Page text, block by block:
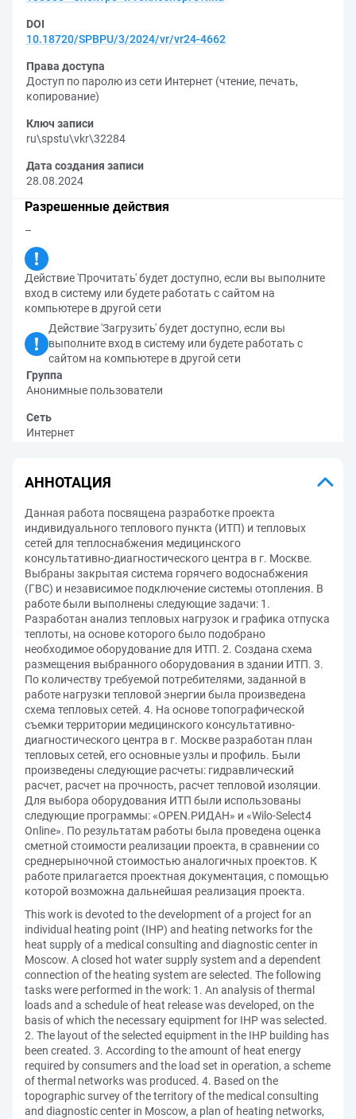
DOI
10.18720/SPBPU/3/2024/vr/vr24-4662
Права доступа
Доступ по паролю из сети Интернет (чтение, печать,
копирование)
Ключ записи
ru\spstu\vkr\32284
Дата создания записи
28.08.2024
Разрешенные действия
–
Действие 'Прочитать' будет доступно, если вы выполните
вход в систему или будете работать с сайтом на
компьютере в другой сети
Действие 'Загрузить' будет доступно, если вы
выполните вход в систему или будете работать с
сайтом на компьютере в другой сети
Группа
Анонимные пользователи
Сеть
Интернет
АННОТАЦИЯ
Данная работа посвящена разработке проекта
индивидуального теплового пункта (ИТП) и тепловых
сетей для теплоснабжения медицинского
консультативно-диагностического центра в г. Москве.
Выбраны закрытая система горячего водоснабжения
(ГВС) и независимое подключение системы отопления. В
работе были выполнены следующие задачи: 1.
Разработан анализ тепловых нагрузок и графика отпуска
теплоты, на основе которого было подобрано
необходимое оборудование для ИТП. 2. Создана схема
размещения выбранного оборудования в здании ИТП. 3.
По количеству требуемой потребителями, заданной в
работе нагрузки тепловой энергии была произведена
схема тепловых сетей. 4. На основе топографической
съемки территории медицинского консультативно-
диагностического центра в г. Москве разработан план
тепловых сетей, его основные узлы и профиль. Были
произведены следующие расчеты: гидравлический
расчет, расчет на прочность, расчет тепловой изоляции.
Для выбора оборудования ИТП были использованы
следующие программы: «OPEN.РИДАН» и «Wilo-Select4
Online». По результатам работы была проведена оценка
сметной стоимости реализации проекта, в сравнении со
среднерыночной стоимостью аналогичных проектов. К
работе прилагается проектная документация, с помощью
которой возможна дальнейшая реализация проекта.
This work is devoted to the development of a project for an
individual heating point (IHP) and heating networks for the
heat supply of a medical consulting and diagnostic center in
Moscow. A closed hot water supply system and a dependent
connection of the heating system are selected. The following
tasks were performed in the work: 1. An analysis of thermal
loads and a schedule of heat release was developed, on the
basis of which the necessary equipment for IHP was selected.
2. The layout of the selected equipment in the IHP building has
been created. 3. According to the amount of heat energy
required by consumers and the load set in operation, a scheme
of thermal networks was produced. 4. Based on the
topographic survey of the territory of the medical consulting
and diagnostic center in Moscow, a plan of heating networks,